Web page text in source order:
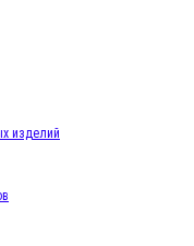
изделий